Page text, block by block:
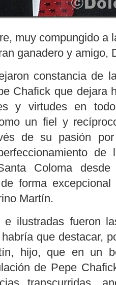
muy compungido a
ganadero y amigo,
constancia de
Chafick que dejara
y virtudes en
un fiel y
de su pasión
Coloma desde
forma
Martín.
e ilustradas fueron
que destacar,
hijo, que en un
de Pepe